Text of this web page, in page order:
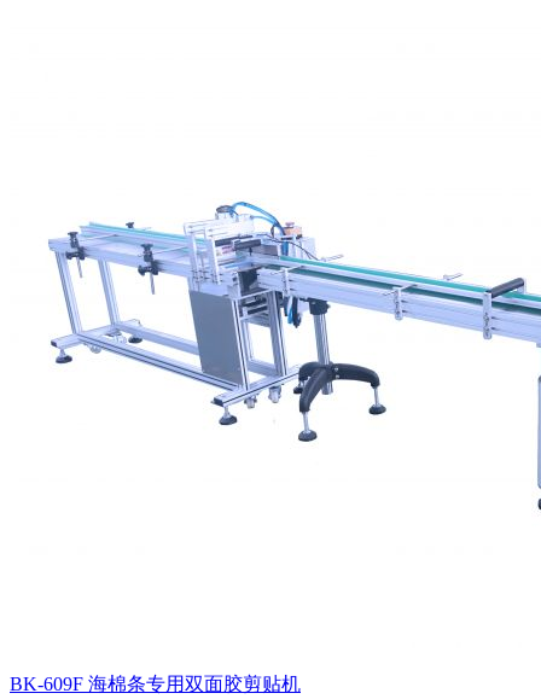
BK-609F 海棉条专用双面胶剪贴机